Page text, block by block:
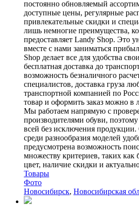
постоянно обновляемый
доступные цены, регулярные
привлекательные скидки и
лишь немногие преимущества,
предоставляет Landy Shop. Это
вместе с нами заниматься
Shop делает все для удобства
бесплатная доставка до
возможность безналичного
специалистов, доставка груза
транспортной компанией по
товар и оформить заказ можно в
Мы работаем напрямую с
производителями обуви,
всей без исключения продукции.
среди разнообразия моделей
предусмотрена возможность
множеству критериев, таких как
цвет, наличие скидки и
Товары
Фото
Новосибирск, Новосибирская